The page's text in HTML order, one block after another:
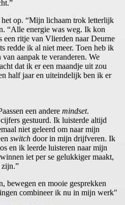
op. “Mijn lichaam trok letterlijk
“Alle energie was weg. Ik kon
een ritje van Vlierden naar Deurne
redde ik al niet meer. Toen heb ik
aanpak te veranderen. We
dat ik er een maandje uit zou
half jaar en uiteindelijk ben ik er
een andere mindset.
gestuurd. Ik luisterde altijd
niet geleerd om naar mijn
switch door in mijn drijfveren. Ik
en ik leerde luisteren naar mijn
iet per se gelukkiger maakt,
bewegen en mooie gesprekken
combineer ik nu in mijn werk"